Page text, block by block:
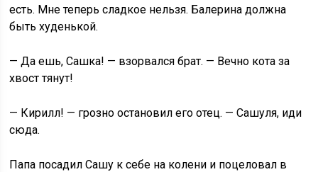
есть. Мне теперь сладкое нельзя. Балерина должна
быть худенькой.
— Да ешь, Сашка! — взорвался брат. — Вечно кота за
хвост тянут!
— Кирилл! — грозно остановил его отец. — Сашуля, иди
сюда.
Папа посадил Сашу к себе на колени и поцеловал в